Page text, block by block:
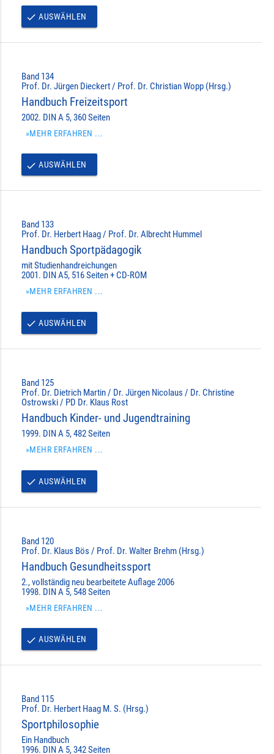
done AUSWÄHLEN
Band 134
Prof. Dr. Jürgen Dieckert / Prof. Dr. Christian Wopp (Hrsg.)
Handbuch Freizeitsport
2002. DIN A 5, 360 Seiten
»MEHR ERFAHREN ...
done AUSWÄHLEN
Band 133
Prof. Dr. Herbert Haag / Prof. Dr. Albrecht Hummel
Handbuch Sportpädagogik
mit Studienhandreichungen
2001. DIN A5, 516 Seiten + CD-ROM
»MEHR ERFAHREN ...
done AUSWÄHLEN
Band 125
Prof. Dr. Dietrich Martin / Dr. Jürgen Nicolaus / Dr. Christine
Ostrowski / PD Dr. Klaus Rost
Handbuch Kinder- und Jugendtraining
1999. DIN A 5, 482 Seiten
»MEHR ERFAHREN ...
done AUSWÄHLEN
Band 120
Prof. Dr. Klaus Bös / Prof. Dr. Walter Brehm (Hrsg.)
Handbuch Gesundheitssport
2., vollständig neu bearbeitete Auflage 2006
1998. DIN A 5, 548 Seiten
»MEHR ERFAHREN ...
done AUSWÄHLEN
Band 115
Prof. Dr. Herbert Haag M. S. (Hrsg.)
Sportphilosophie
Ein Handbuch
1996. DIN A 5, 342 Seiten